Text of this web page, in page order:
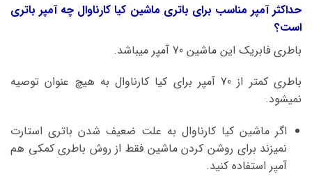
حداکثر آمپر مناسب برای باتری ماشین کیا کارناوال چه آمپر باتری
است؟
باطری فابریک این ماشین 70 آمپر میباشد.
باطری کمتر از 70 آمپر برای کیا کارناوال به هیچ عنوان توصیه
نمیشود.
اگر ماشین کیا کارناوال به علت ضعیف شدن باتری استارت
نمیزند برای روشن کردن ماشین فقط از روش باطری کمکی هم
آمپر استفاده کنید.